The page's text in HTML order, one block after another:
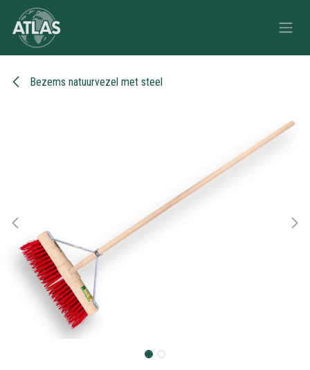
Overslaan naar inhoud
Bezems natuurvezel met steel